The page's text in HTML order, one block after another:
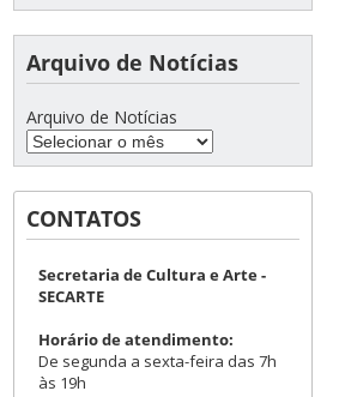
Arquivo de Notícias
Arquivo de Notícias
CONTATOS
Secretaria de Cultura e Arte -
SECARTE
Horário de atendimento:
De segunda a sexta-feira das 7h
às 19h